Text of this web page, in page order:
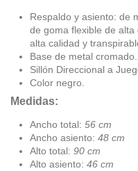
Respaldo y asiento: de
de goma flexible de
alta calidad y
Base de metal cromado.
Sillón Direccional a
Color negro.
Medidas:
Ancho total: 56 cm
Ancho asiento: 48 cm
Alto total: 90 cm
Alto asiento: 46 cm